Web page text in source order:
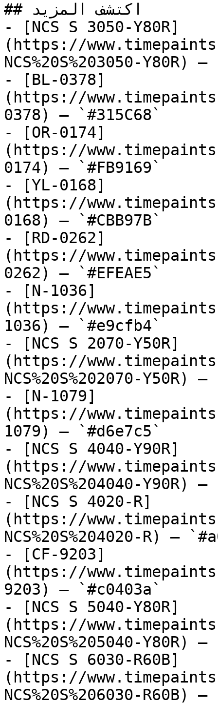
## اكتشف المزيد
- [NCS S 3050-Y80R]
(https://
NCS%20S%203050-Y80R)
- [BL-0378]
(https://
0378) — `#315C68`
- [OR-0174]
(https://
0174) — `#FB9169`
- [YL-0168]
(https://
0168) — `#CBB97B`
- [RD-0262]
(https://
0262) — `#EFEAE5`
- [N-1036]
(https://
1036) — `#e9cfb4`
- [NCS S 2070-Y50R]
(https://
NCS%20S%202070-Y50R)
- [N-1079]
(https://
1079) — `#d6e7c5`
- [NCS S 4040-Y90R]
(https://
NCS%20S%204040-Y90R)
- [NCS S 4020-R]
(https://
NCS%20S%204020-R) —
- [CF-9203]
(https://
9203) — `#c0403a`
- [NCS S 5040-Y80R]
(https://
NCS%20S%205040-Y80R)
- [NCS S 6030-R60B]
(https://
NCS%20S%206030-R60B)